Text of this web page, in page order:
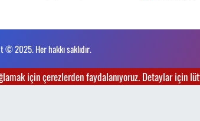
© 2025. Her hakkı saklıdır.
için çerezlerden faydalanıyoruz. Detaylar için